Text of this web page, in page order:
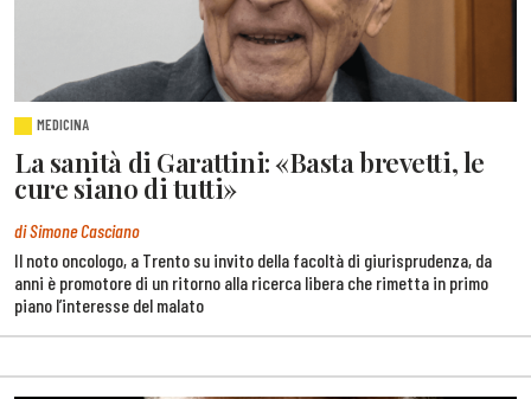
MEDICINA
La sanità di Garattini: «Basta brevetti, le
cure siano di tutti»
di Simone Casciano
Il noto oncologo, a Trento su invito della facoltà di giurisprudenza, da
anni è promotore di un ritorno alla ricerca libera che rimetta in primo
piano l’interesse del malato